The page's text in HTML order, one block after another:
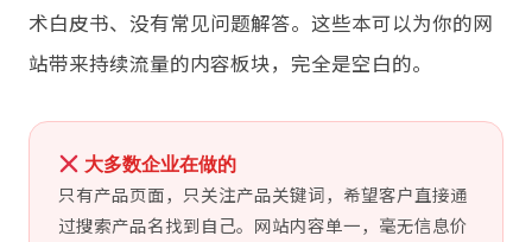
术白皮书、没有常见问题解答。这些本可以为你的网
站带来持续流量的内容板块，完全是空白的。
大多数企业在做的
只有产品页面，只关注产品关键词，希望客户直接通
过搜索产品名找到自己。网站内容单一，毫无信息价